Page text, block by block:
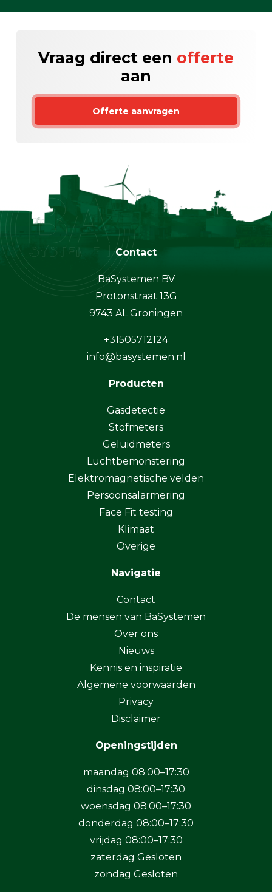
Vraag direct een offerte
aan
Offerte aanvragen
Contact
BaSystemen BV
Protonstraat 13G
9743 AL Groningen
+31505712124
info@basystemen.nl
Producten
Gasdetectie
Stofmeters
Geluidmeters
Luchtbemonstering
Elektromagnetische velden
Persoonsalarmering
Face Fit testing
Klimaat
Overige
Navigatie
Contact
De mensen van BaSystemen
Over ons
Nieuws
Kennis en inspiratie
Algemene voorwaarden
Privacy
Disclaimer
Openingstijden
maandag 08:00–17:30
dinsdag 08:00–17:30
woensdag 08:00–17:30
donderdag 08:00–17:30
vrijdag 08:00–17:30
zaterdag Gesloten
zondag Gesloten